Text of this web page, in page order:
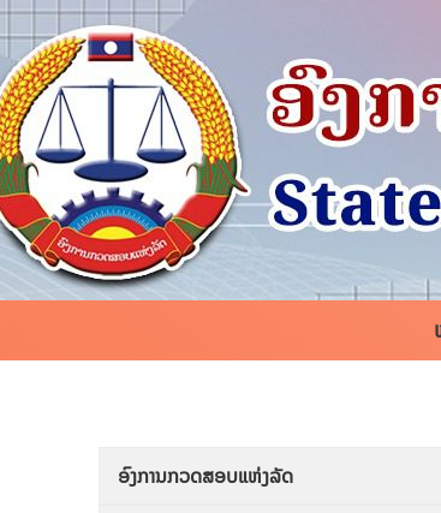
Skip
to
content
ອົງການກວດສອບແຫ່ງລັດ